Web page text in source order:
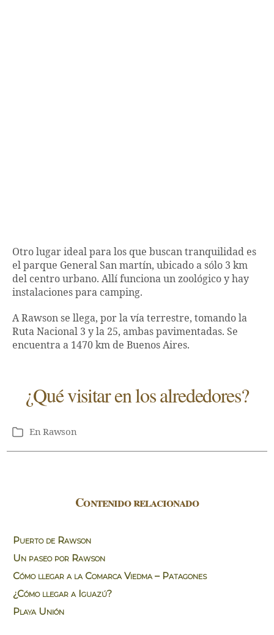
Otro lugar ideal para los que buscan tranquilidad es
el parque General San martín, ubicado a sólo 3 km
del centro urbano. Allí funciona un zoológico y hay
instalaciones para camping.
A Rawson se llega, por la vía terrestre, tomando la
Ruta Nacional 3 y la 25, ambas pavimentadas. Se
encuentra a 1470 km de Buenos Aires.
¿Qué visitar en los alrededores?
Categorías
EnRawson
Contenido relacionado
Puerto de Rawson
Un paseo por Rawson
Cómo llegar a la Comarca Viedma – Patagones
¿Cómo llegar a Iguazú?
Playa Unión